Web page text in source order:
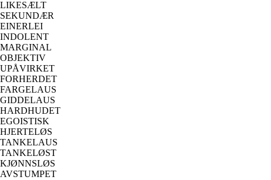
LIKESÆLT
SEKUNDÆR
EINERLEI
INDOLENT
MARGINAL
OBJEKTIV
UPÅVIRKET
FORHERDET
FARGELAUS
GIDDELAUS
HARDHUDET
EGOISTISK
HJERTELØS
TANKELAUS
TANKELØST
KJØNNSLØS
AVSTUMPET